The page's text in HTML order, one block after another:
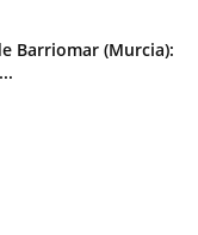
Barriomar (Murcia):